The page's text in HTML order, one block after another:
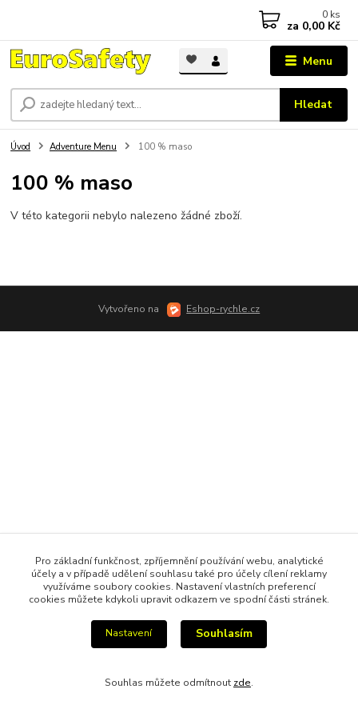
Menu
Hledat
0 ks
za 0,00 Kč
Úvod Adventure Menu 100 % maso
100 % maso
V této kategorii nebylo nalezeno žádné zboží.
Vytvořeno na Eshop-rychle.cz
Pro základní funkčnost, zpříjemnění používání webu, analytické
účely a v případě udělení souhlasu také pro účely cílení reklamy
využíváme soubory cookies. Nastavení vlastních preferencí
cookies můžete kdykoli upravit odkazem ve spodní části stránek.
Nastavení Souhlasím
Souhlas můžete odmítnout zde.